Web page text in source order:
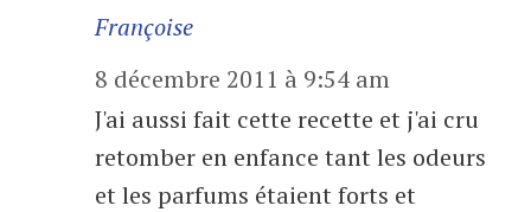
Françoise
8 décembre 2011 à 9:54 am
J'ai aussi fait cette recette et j'ai cru
retomber en enfance tant les odeurs
et les parfums étaient forts et